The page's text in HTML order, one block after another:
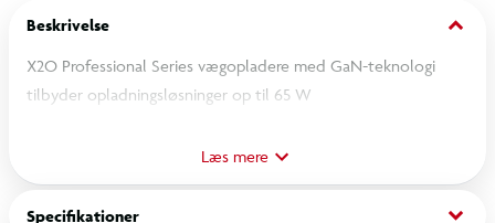
Beskrivelse keyboard_arrow_down
X2O Professional Series vægopladere med GaN-teknologi
tilbyder opladningsløsninger op til 65 W
GaN-teknologi leverer mere strøm i et mindre, køligere og
mere effektivt design, hvilket giver dig hurtigere opladning
uden den traditionelle opladeres størrelse og overskydende
Læs mere
Specifikationer keyboard_arrow_down